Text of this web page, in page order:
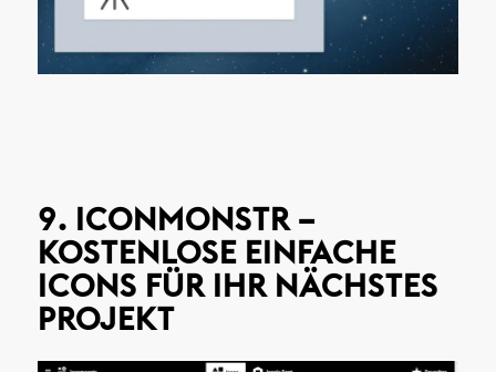
9. ICONMONSTR –
KOSTENLOSE EINFACHE
ICONS FÜR IHR NÄCHSTES
PROJEKT